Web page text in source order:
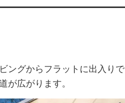
ングからフラットに出入りで
が広がります。